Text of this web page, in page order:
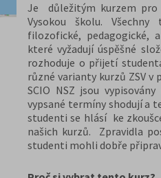
Je důležitým kurzem
Vysokou školu.
filozofické, pedagogické,
které vyžadují úspěšné
rozhoduje o přijetí
různé varianty kurzů ZSV
SCIO NSZ jsou
vypsané termíny shodují a
studenti se hlásí ke
našich kurzů. Zpravidla
studenti mohli dobře